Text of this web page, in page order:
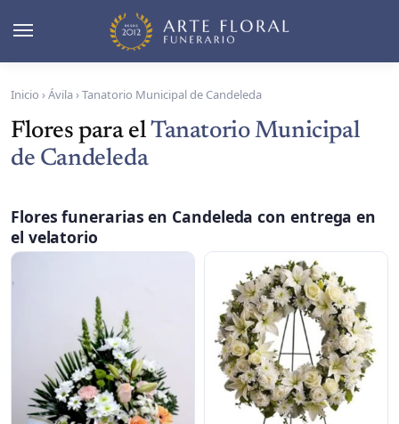
Inicio ›Ávila›Tanatorio Municipal de Candeleda
Flores para elTanatorio Municipal
de Candeleda
Flores funerarias en Candeleda con entrega en
el velatorio